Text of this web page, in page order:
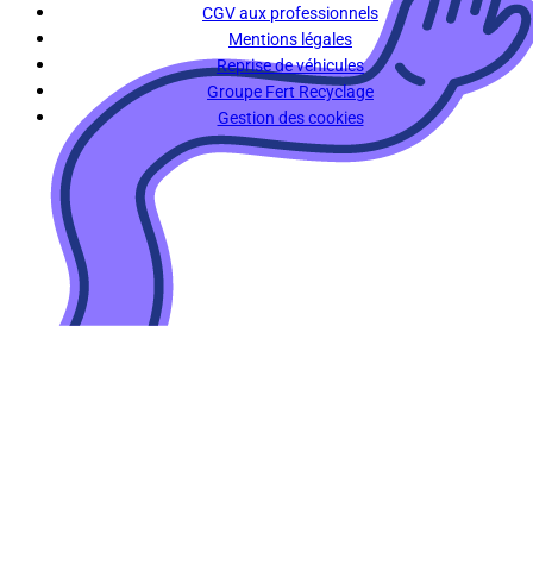
CGV aux professionnels
Mentions légales
Reprise de véhicules
Groupe Fert Recyclage
Gestion des cookies